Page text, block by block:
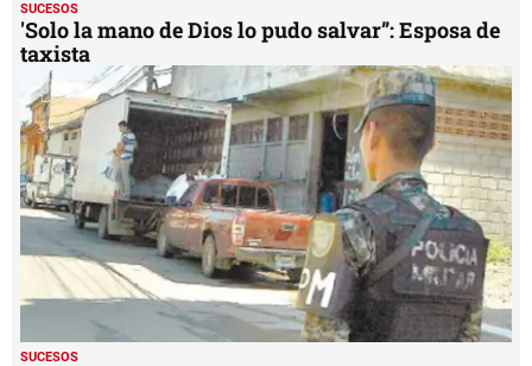
SUCESOS
'Solo la mano de Dios lo pudo salvar”: Esposa de
taxista
SUCESOS